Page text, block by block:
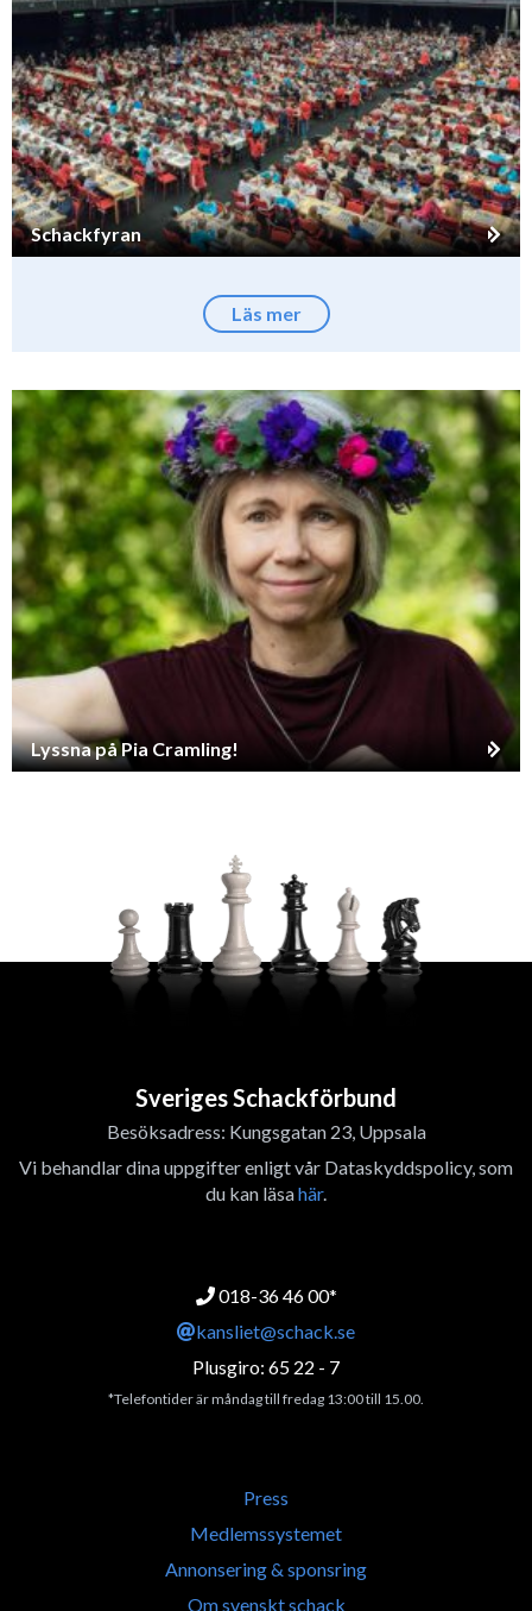
Schackfyran
Läs mer
Lyssna på Pia Cramling!
Sveriges Schackförbund
Besöksadress: Kungsgatan 23, Uppsala
Vi behandlar dina uppgifter enligt vår Dataskyddspolicy, som
du kan läsahär.
018-36 46 00*
kansliet@schack.se
Plusgiro: 65 22 - 7
*Telefontider är måndag till fredag 13:00 till 15.00.
Press
Medlemssystemet
Annonsering & sponsring
Om svenskt schack